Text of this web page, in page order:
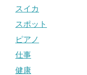
スイカ
スポット
ピアノ
仕事
健康